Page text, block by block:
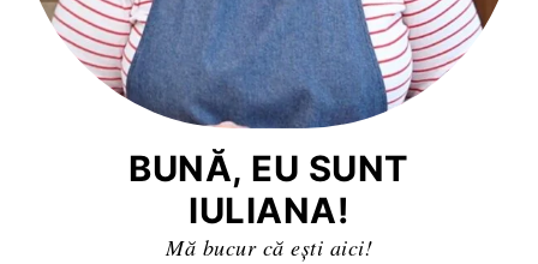
BUNĂ, EU SUNT
IULIANA!
Mă bucur că ești aici!